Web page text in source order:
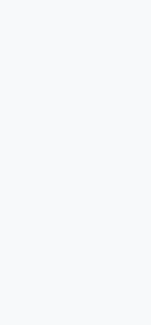
聊聊想必是個花
吃的生鮮大生蠔喵